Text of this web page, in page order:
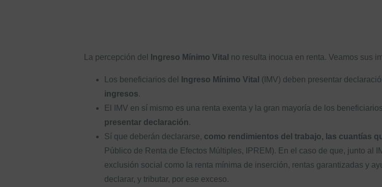
La percepción del Ingreso Mínimo Vital no resulta inocua en renta. Veamos sus
Los beneficiarios del Ingreso Mínimo Vital (IMV) deben presentar
ingresos.
El IMV en sí mismo es una renta exenta y la gran mayoría de los
presentar declaración.
Sí que deberán declararse, como rendimientos del trabajo, las cuantías
Público de Renta de Efectos Múltiples, IPREM). En el caso de que, junto al
exclusión social como la renta mínima de inserción, rentas garantizadas y
declarar, y tributar, por ese exceso.